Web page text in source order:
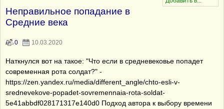
Неправильное попадание в
Средние века
0 10.03.2020
Наткнулся вот на такое: "Что если в средневековье попадет
современная рота солдат?" -
https://zen.yandex.ru/media/different_angle/chto-esli-v-
srednevekove-popadet-sovremennaia-rota-soldat-
5e41abbdf028171317e140d0 Подход автора к выбору времени